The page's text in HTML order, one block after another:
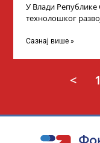
У Влади Републике
технолошког
Сазнај више »
< 1